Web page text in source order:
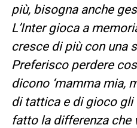
più, bisogna anche
L’Inter gioca a
cresce di più con una
Preferisco perdere
dicono ‘mamma mia,
di tattica e di gioco gli
fatto la differenza che